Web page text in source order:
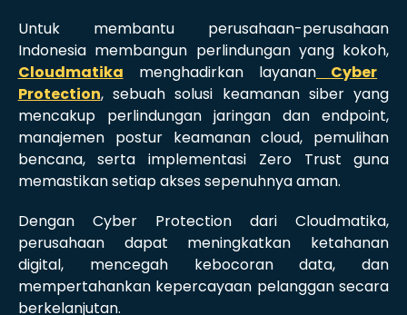
Untuk membantu perusahaan-perusahaan
Indonesia membangun perlindungan yang kokoh,
Cloudmatika menghadirkan layanan Cyber
Protection, sebuah solusi keamanan siber yang
mencakup perlindungan jaringan dan endpoint,
manajemen postur keamanan cloud, pemulihan
bencana, serta implementasi Zero Trust guna
memastikan setiap akses sepenuhnya aman.
Dengan Cyber Protection dari Cloudmatika,
perusahaan dapat meningkatkan ketahanan
digital, mencegah kebocoran data, dan
mempertahankan kepercayaan pelanggan secara
berkelanjutan.